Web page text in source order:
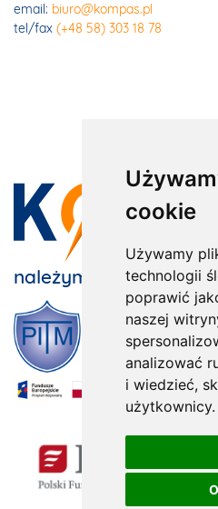
cookie
Używamy
technologii
poprawić
naszej
analizować
i wiedzieć,
użytkownicy.
email: biuro@kompas.pl
tel/fax (+48 58) 303 18 78
należymy do: